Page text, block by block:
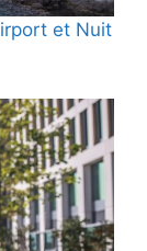
et Nuit